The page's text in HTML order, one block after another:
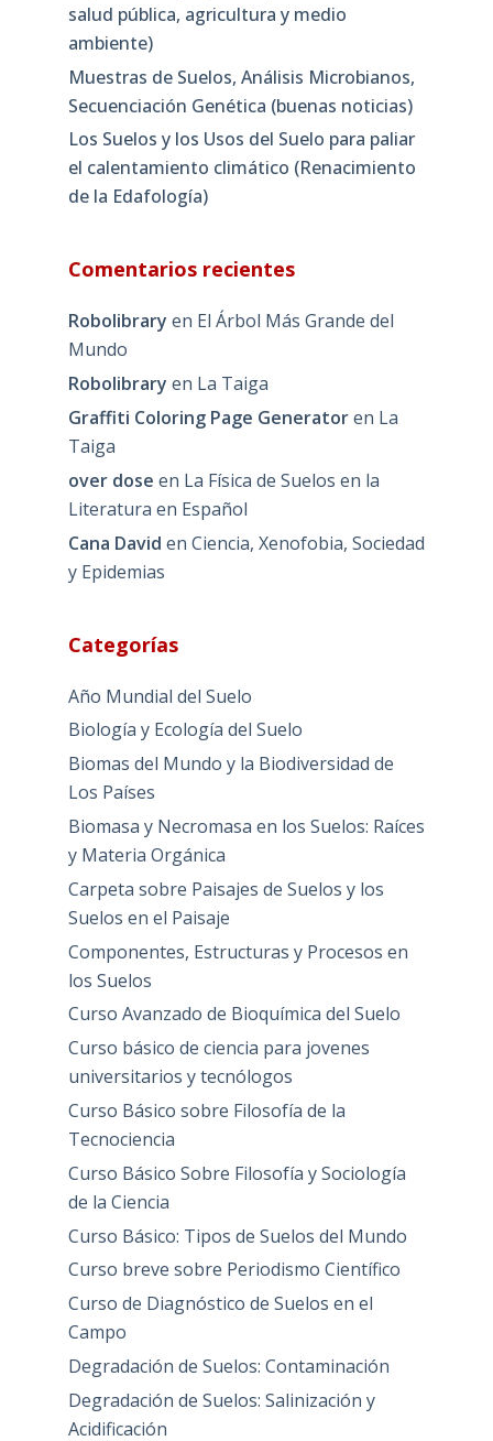
salud pública, agricultura y medio
ambiente)
Muestras de Suelos, Análisis Microbianos,
Secuenciación Genética (buenas noticias)
Los Suelos y los Usos del Suelo para paliar
el calentamiento climático (Renacimiento
de la Edafología)
Comentarios recientes
Robolibrary en El Árbol Más Grande del
Mundo
Robolibrary en La Taiga
Graffiti Coloring Page Generatoren La
Taiga
over dose en La Física de Suelos en la
Literatura en Español
Cana David en Ciencia, Xenofobia, Sociedad
y Epidemias
Categorías
Año Mundial del Suelo
Biología y Ecología del Suelo
Biomas del Mundo y la Biodiversidad de
Los Países
Biomasa y Necromasa en los Suelos: Raíces
y Materia Orgánica
Carpeta sobre Paisajes de Suelos y los
Suelos en el Paisaje
Componentes, Estructuras y Procesos en
los Suelos
Curso Avanzado de Bioquímica del Suelo
Curso básico de ciencia para jovenes
universitarios y tecnólogos
Curso Básico sobre Filosofía de la
Tecnociencia
Curso Básico Sobre Filosofía y Sociología
de la Ciencia
Curso Básico: Tipos de Suelos del Mundo
Curso breve sobre Periodismo Científico
Curso de Diagnóstico de Suelos en el
Campo
Degradación de Suelos: Contaminación
Degradación de Suelos: Salinización y
Acidificación